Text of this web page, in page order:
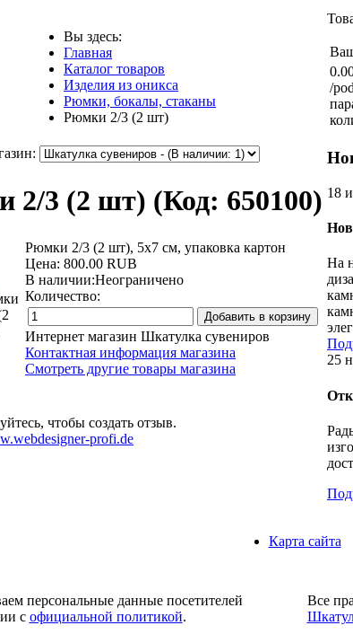
Вы здесь:
Главная
Каталог товаров
Изделия из оникса
Рюмки, бокалы, стаканы
Рюмки 2/3 (2 шт)
2/3 (2 шт) (Код: 650100)
Рюмки 2/3 (2 шт), 5х7 см, упаковка картон
Цена: 800.00 RUB
В наличии:Неограничено
Количество:
Интернет магазин Шкатулка сувениров
Контактная информация магазина
Смотреть другие товары магазина
чтобы создать отзыв.
profi.de
/
18
На
25
Карта сайта
персональные данные посетителей
с официальной политикой.
Все